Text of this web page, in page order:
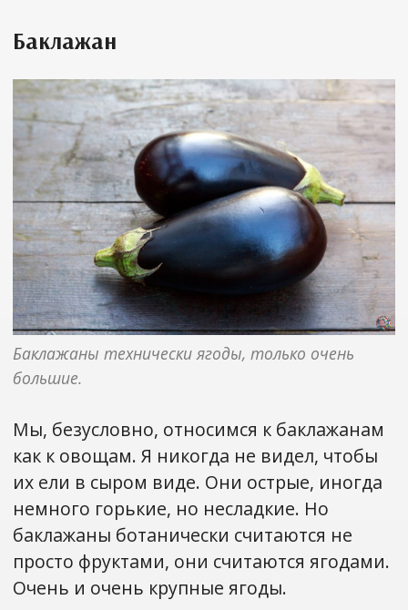
Баклажан
Баклажаны технически ягоды, только очень
большие.
Мы, безусловно, относимся к баклажанам
как к овощам. Я никогда не видел, чтобы
их ели в сыром виде. Они острые, иногда
немного горькие, но несладкие. Но
баклажаны ботанически считаются не
просто фруктами, они считаются ягодами.
Очень и очень крупные ягоды.